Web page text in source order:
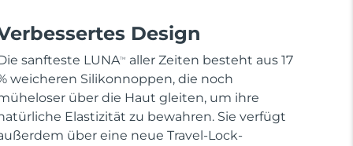
Design
sanfteste LUNATM
aller Zeiten besteht aus 17
weicheren Silikonnoppen, die noch
über die Haut gleiten, um ihre
Elastizität zu bewahren. Sie verfügt
über eine neue Travel-Lock-